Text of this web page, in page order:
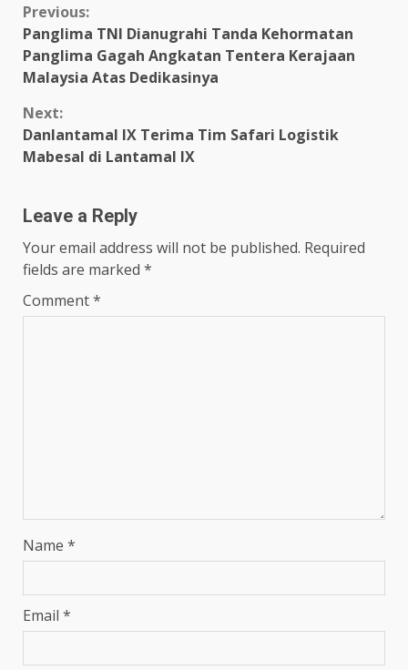
Continue
Reading
Previous:
Panglima TNI Dianugrahi Tanda Kehormatan
Panglima Gagah Angkatan Tentera Kerajaan
Malaysia Atas Dedikasinya
Next:
Danlantamal IX Terima Tim Safari Logistik
Mabesal di Lantamal IX
Leave a Reply
Your email address will not be published. Required
fields are marked *
Comment*
Name *
Email *